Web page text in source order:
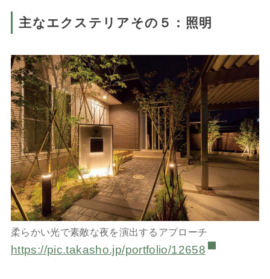
主なエクステリアその５：照明
柔らかい光で素敵な夜を演出するアプローチ
https://pic.takasho.jp/portfolio/12658